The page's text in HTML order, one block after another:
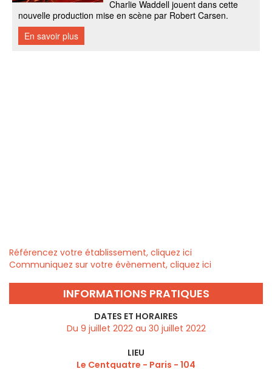
Référencez votre établissement, cliquez ici
Communiquez sur votre évènement, cliquez ici
INFORMATIONS PRATIQUES
DATES ET HORAIRES
Du 9 juillet 2022 au 30 juillet 2022
LIEU
Le Centquatre - Paris - 104